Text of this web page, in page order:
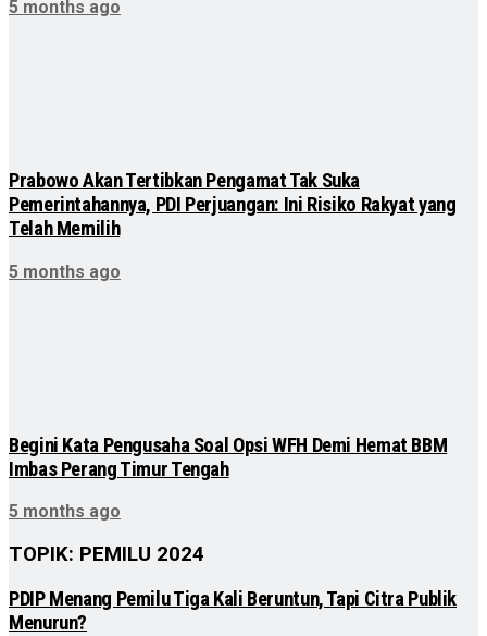
5 months ago
Prabowo Akan Tertibkan Pengamat Tak Suka
Pemerintahannya, PDI Perjuangan: Ini Risiko Rakyat yang
Telah Memilih
5 months ago
Begini Kata Pengusaha Soal Opsi WFH Demi Hemat BBM
Imbas Perang Timur Tengah
5 months ago
TOPIK: PEMILU 2024
PDIP Menang Pemilu Tiga Kali Beruntun, Tapi Citra Publik
Menurun?